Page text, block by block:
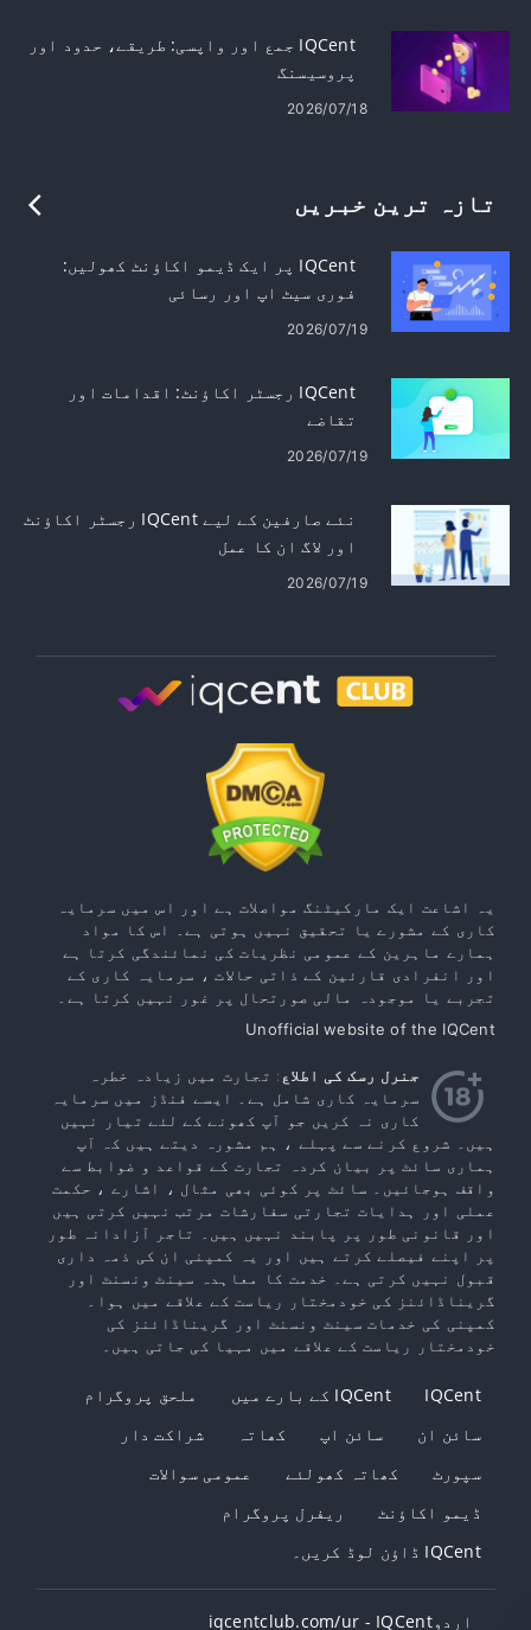
IQCent جمع اور واپسی: طریقے، حدود اور
پروسیسنگ
2026/07/18
تازہ ترین خبریں
IQCent پر ایک ڈیمو اکاؤنٹ کھولیں:
فوری سیٹ اپ اور رسائی
2026/07/19
IQCent رجسٹر اکاؤنٹ: اقدامات اور
تقاضے
2026/07/19
نئے صارفین کے لیے IQCent رجسٹر اکاؤنٹ
اور لاگ ان کا عمل
2026/07/19
یہ اشاعت ایک مارکیٹنگ مواصلات ہے اور اس میں سرمایہ
کاری کے مشورے یا تحقیق نہیں ہوتی ہے۔ اس کا مواد
ہمارے ماہرین کے عمومی نظریات کی نمائندگی کرتا ہے
اور انفرادی قارئین کے ذاتی حالات ، سرمایہ کاری کے
تجربے یا موجودہ مالی صورتحال پر غور نہیں کرتا ہے۔
Unofficial website of the IQCent
جنرل رسک کی اطلاع : تجارت میں زیادہ خطرہ
سرمایہ کاری شامل ہے۔ ایسے فنڈز میں سرمایہ
کاری نہ کریں جو آپ کھونے کے لئے تیار نہیں
ہیں۔ شروع کرنے سے پہلے ، ہم مشورہ دیتے ہیں کہ آپ
ہماری سائٹ پر بیان کردہ تجارت کے قواعد و ضوابط سے
واقف ہوجائیں۔ سائٹ پر کوئی بھی مثال ، اشارے ، حکمت
عملی اور ہدایات تجارتی سفارشات مرتب نہیں کرتی ہیں
اور قانونی طور پر پابند نہیں ہیں۔ تاجر آزادانہ طور
پر اپنے فیصلے کرتے ہیں اور یہ کمپنی ان کی ذمہ داری
قبول نہیں کرتی ہے۔ خدمت کا معاہدہ سینٹ ونسنٹ اور
گریناڈائنز کی خودمختار ریاست کے علاقے میں ہوا۔
کمپنی کی خدمات سینٹ ونسنٹ اور گریناڈائنز کی
خودمختار ریاست کے علاقے میں مہیا کی جاتی ہیں۔
IQCent IQCent کے بارے میں
ملحق پروگرام
سائن ان
سائن اپ کھاتہ
شراکت دار
سپورٹ
کھاتہ کھولئے
عمومی سوالات
ڈیمو اکاؤنٹ
ریفرل پروگرام
IQCent ڈاؤن لوڈ کریں۔
اردوIQCent - ‫iqcentclub.com/ur